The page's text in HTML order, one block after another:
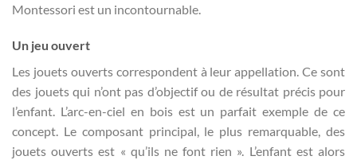
Montessori est un incontournable.
Un jeu ouvert
Les jouets ouverts correspondent à leur appellation. Ce sont
des jouets qui n’ont pas d’objectif ou de résultat précis pour
l’enfant. L’arc-en-ciel en bois est un parfait exemple de ce
concept. Le composant principal, le plus remarquable, des
jouets ouverts est « qu’ils ne font rien ». L’enfant est alors